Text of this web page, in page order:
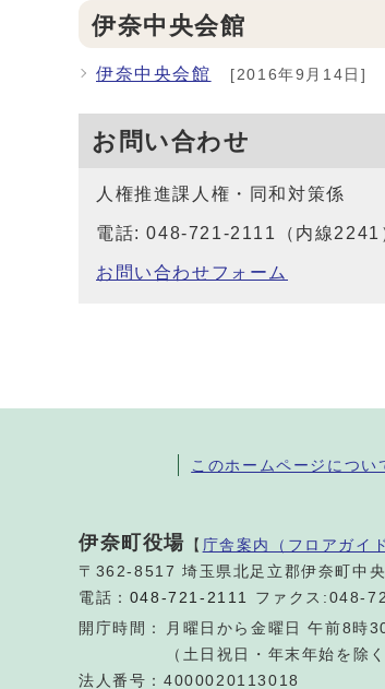
伊奈中央会館
伊奈中央会館 [2016年9月14日]
お問い合わせ
人権推進課人権・同和対策係
電話: 048-721-2111（内線
お問い合わせフォーム
このホームページについ
伊奈町役場 【 庁舎案内（フロアガイド
〒362-8517 埼玉県北足立郡伊奈町中
電話： 048-721-2111
ファクス:048-
開庁時間：
月曜日から金曜日 午前8時
（土日祝日・年末年始を除く
法人番号：4000020113018